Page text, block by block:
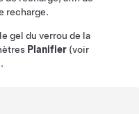
recharge.
gel du verrou de la
Planifier (voir